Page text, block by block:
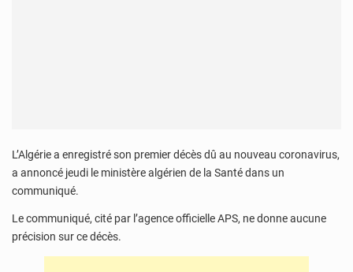
L’Algérie a enregistré son premier décès dû au nouveau coronavirus,
a annoncé jeudi le ministère algérien de la Santé dans un
communiqué.
Le communiqué, cité par l’agence officielle APS, ne donne aucune
précision sur ce décès.